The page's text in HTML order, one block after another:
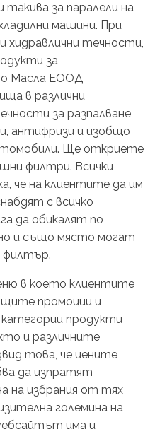
за паралели на
машини. При
течности,
за
Масла ЕООД
в различни
за разпалване,
антифризи и изобщо
Ще откриете
филтри. Всички
че на клиентите да им
с всичко
да обикалят по
и също място могат
филтър.
в което клиентите
промоции и
продукти
и различните
това, че цените
да изпратят
на избрания от тях
големина на
има и